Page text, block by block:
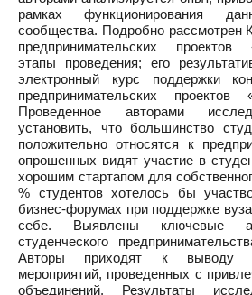
рамках функционирования
сообщества. Подробно рассмотрен
предпринимательских проектов
этапы проведения; его
электронный курс поддержки
предпринимательских проектов
Проведенное авторами
установить, что большинство
положительно относятся к
опрошенных видят участие в
хорошим стартапом для
% студентов хотелось бы
бизнес-форумах при поддержке
себе. Выявлены ключевые
студенческого
Авторы приходят к выводу
мероприятий, проведенных с
объединений. Результаты